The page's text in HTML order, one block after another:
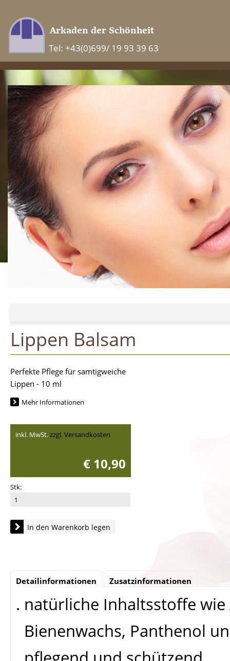
Tel: +43(0)699/ 19 93 39 63
Lippen Balsam
Perfekte Pflege für samtigweiche
Lippen - 10 ml
Mehr Informationen
inkl. MwSt.zzgl. Versandkosten
€ 10,90
Stk:
In den Warenkorb legen
Detailinformationen Zusatzinformationen
. natürliche Inhaltsstoffe
Bienenwachs, Panthenol